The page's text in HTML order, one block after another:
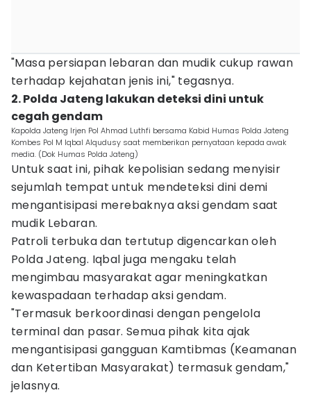
"Masa persiapan lebaran dan mudik cukup rawan
terhadap kejahatan jenis ini," tegasnya.
2. Polda Jateng lakukan deteksi dini untuk
cegah gendam
Kapolda Jateng Irjen Pol Ahmad Luthfi bersama Kabid Humas Polda Jateng
Kombes Pol M Iqbal Alqudusy saat memberikan pernyataan kepada awak
media. (Dok Humas Polda Jateng)
Untuk saat ini, pihak kepolisian sedang menyisir
sejumlah tempat untuk mendeteksi dini demi
mengantisipasi merebaknya aksi gendam saat
mudik Lebaran.
Patroli terbuka dan tertutup digencarkan oleh
Polda Jateng. Iqbal juga mengaku telah
mengimbau masyarakat agar meningkatkan
kewaspadaan terhadap aksi gendam.
"Termasuk berkoordinasi dengan pengelola
terminal dan pasar. Semua pihak kita ajak
mengantisipasi gangguan Kamtibmas (Keamanan
dan Ketertiban Masyarakat) termasuk gendam,"
jelasnya.